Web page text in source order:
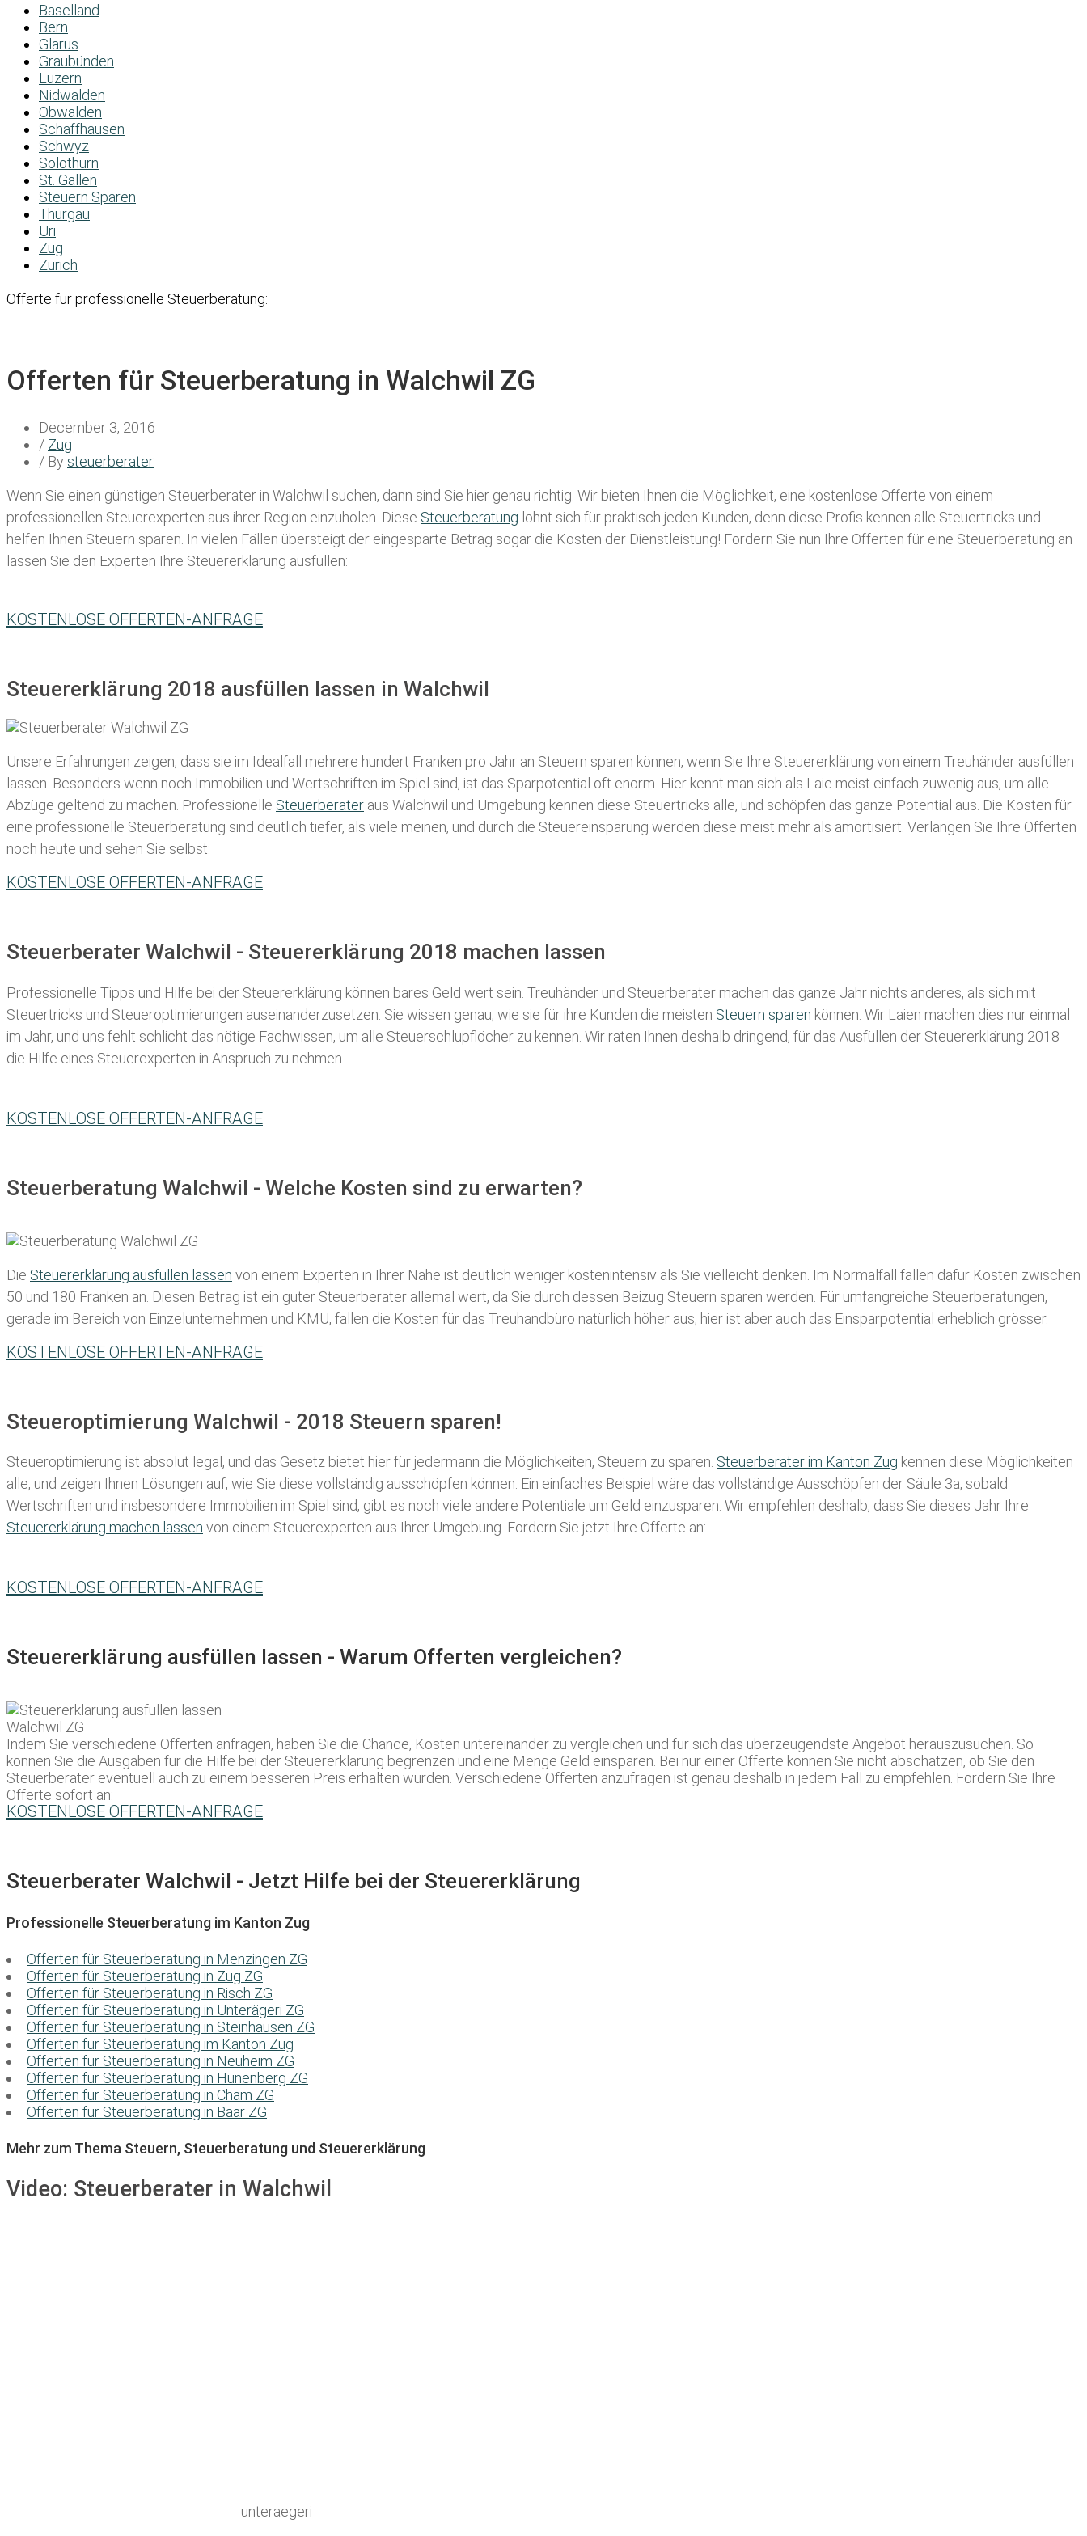
Baselland
Bern
Glarus
Graubünden
Luzern
Nidwalden
Obwalden
Schaffhausen
Schwyz
Solothurn
St. Gallen
Steuern Sparen
Thurgau
Uri
Zug
Zürich
Offerte für professionelle Steuerberatung:
Offerten für Steuerberatung in Walchwil ZG
December 3, 2016
/ Zug
/ By steuerberater
Wenn Sie einen günstigen Steuerberater in Walchwil suchen, dann sind Sie hier genau richtig. Wir bieten Ihnen die Möglichkeit, eine kostenlose Offerte von einem
professionellen Steuerexperten aus ihrer Region einzuholen. Diese Steuerberatung lohnt sich für praktisch jeden Kunden, denn diese Profis kennen alle Steuertricks und
helfen Ihnen Steuern sparen. In vielen Fällen übersteigt der eingesparte Betrag sogar die Kosten der Dienstleistung! Fordern Sie nun Ihre Offerten für eine Steuerberatung an
lassen Sie den Experten Ihre Steuererklärung ausfüllen:
KOSTENLOSE OFFERTEN-ANFRAGE
Steuererklärung 2018 ausfüllen lassen in Walchwil
Unsere Erfahrungen zeigen, dass sie im Idealfall mehrere hundert Franken pro Jahr an Steuern sparen können, wenn Sie Ihre Steuererklärung von einem Treuhänder ausfüllen
lassen . Besonders wenn noch Immobilien und Wertschriften im Spiel sind, ist das Sparpotential oft enorm. Hier kennt man sich als Laie meist einfach zuwenig aus, um alle
Abzüge geltend zu machen. Professionelle Steuerberater aus Walchwil und Umgebung kennen diese Steuertricks alle, und schöpfen das ganze Potential aus. Die Kosten für
eine professionelle Steuerberatung sind deutlich tiefer, als viele meinen, und durch die Steuereinsparung werden diese meist mehr als amortisiert. Verlangen Sie Ihre Offerten
noch heute und sehen Sie selbst:
KOSTENLOSE OFFERTEN-ANFRAGE
Steuerberater Walchwil - Steuererklärung 2018 machen lassen
Professionelle Tipps und Hilfe bei der Steuererklärung können bares Geld wert sein. Treuhänder und Steuerberater machen das ganze Jahr nichts anderes, als sich mit
Steuertricks und Steueroptimierungen auseinanderzusetzen. Sie wissen genau, wie sie für ihre Kunden die meisten Steuern sparen können. Wir Laien machen dies nur einmal
im Jahr, und uns fehlt schlicht das nötige Fachwissen, um alle Steuerschlupflöcher zu kennen. Wir raten Ihnen deshalb dringend, für das Ausfüllen der Steuererklärung 2018
die Hilfe eines Steuerexperten in Anspruch zu nehmen.
KOSTENLOSE OFFERTEN-ANFRAGE
Steuerberatung Walchwil - Welche Kosten sind zu erwarten?
Die Steuererklärung ausfüllen lassen von einem Experten in Ihrer Nähe ist deutlich weniger kostenintensiv als Sie vielleicht denken. Im Normalfall fallen dafür Kosten zwischen
50 und 180 Franken an. Diesen Betrag ist ein guter Steuerberater allemal wert, da Sie durch dessen Beizug Steuern sparen werden. Für umfangreiche Steuerberatungen,
gerade im Bereich von Einzelunternehmen und KMU, fallen die Kosten für das Treuhandbüro natürlich höher aus, hier ist aber auch das Einsparpotential erheblich grösser.
KOSTENLOSE OFFERTEN-ANFRAGE
Steueroptimierung Walchwil - 2018 Steuern sparen!
Steueroptimierung ist absolut legal, und das Gesetz bietet hier für jedermann die Möglichkeiten, Steuern zu sparen. Steuerberater im K anton Zug kennen diese Möglichkeiten
alle, und zeigen Ihnen Lösungen auf, wie Sie diese vollständig ausschöpfen können. Ein einfaches Beispiel wäre das vollständige Ausschöpfen der Säule 3a, sobald
Wertschriften und insbesondere Immobilien im Spiel sind, gibt es noch viele andere Potentiale um Geld einzusparen. Wir empfehlen deshalb, dass Sie dieses Jahr Ihre
Steuererklärung machen lassen von einem Steuerexperten aus Ihrer Umgebung. Fordern Sie jetzt Ihre Offerte an:
KOSTENLOSE OFFERTEN-ANFRAGE
Steuererklärung ausfüllen lassen - Warum Offerten vergleichen?
Indem Sie verschiedene Offerten anfragen, haben Sie die Chance, Kosten untereinander zu vergleichen und für sich das überzeugendste Angebot herauszusuchen. So
können Sie die Ausgaben für die Hilfe bei der Steuererklärung begrenzen und eine Menge Geld einsparen. Bei nur einer Offerte können Sie nicht abschätzen, ob Sie den
Steuerberater eventuell auch zu einem besseren Preis erhalten würden. Verschiedene Offerten anzufragen ist genau deshalb in jedem Fall zu empfehlen. Fordern Sie Ihre
Offerte sofort an:
KOSTENLOSE OFFERTEN-ANFRAGE
Steuerberater Walchwil - Jetzt Hilfe bei der Steuererklärung
Professionelle Steuerberatung im Kanton Zug
Offerten für Steuerberatung in Menzingen ZG
Offerten für Steuerberatung in Zug ZG
Offerten für Steuerberatung in Risch ZG
Offerten für Steuerberatung in Unterägeri ZG
Offerten für Steuerberatung in Steinhausen ZG
Offerten für Steuerberatung im Kanton Zug
Offerten für Steuerberatung in Neuheim ZG
Offerten für Steuerberatung in Hünenberg ZG
Offerten für Steuerberatung in Cham ZG
Offerten für Steuerberatung in Baar ZG
Mehr zum Thema Steuern, Steuerberatung und Steuererklärung
Video: Steuerberater in Walchwil
unteraegeri